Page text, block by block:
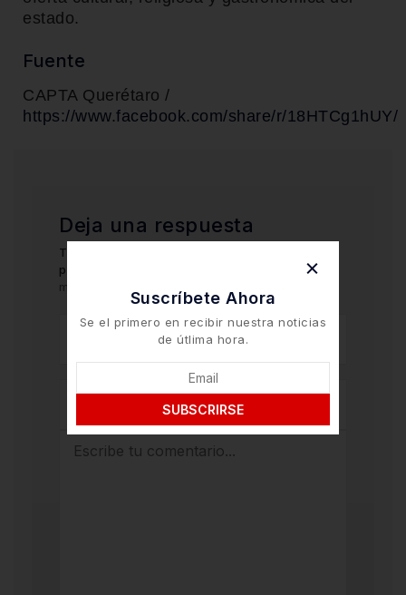
estado.
Fuente
CAPTA Querétaro /
https://www.facebook.com/share/r/18HTCg1hUY/
Deja una respuesta
Tu dirección de correo electrónico no será
publicada.
Los campos obligatorios están
marcados con
Suscríbete Ahora
Se el primero en recibir nuestra noticias
de útlima hora.
SUBSCRIRSE